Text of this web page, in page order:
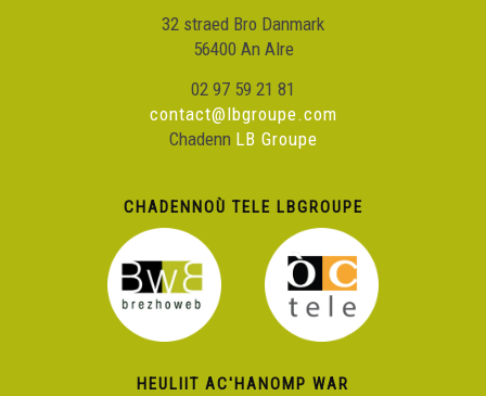
32 straed Bro Danmark
56400 An Alre
02 97 59 21 81
contact@lbgroupe.com
Chadenn LB Groupe
CHADENNOÙ TELE LBGROUPE
HEULIIT AC'HANOMP WAR